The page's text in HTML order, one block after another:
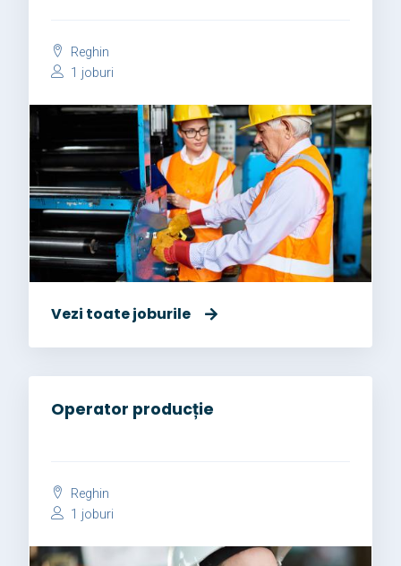
Reghin
1 joburi
Vezi toate joburile
Operator producție
Reghin
1 joburi